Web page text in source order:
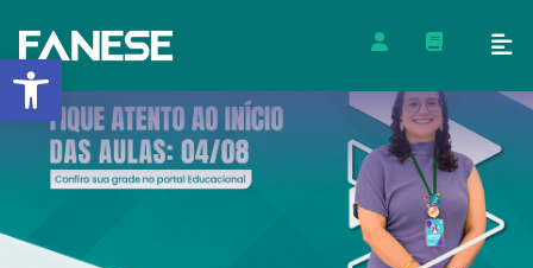
Barra de Ferramentas